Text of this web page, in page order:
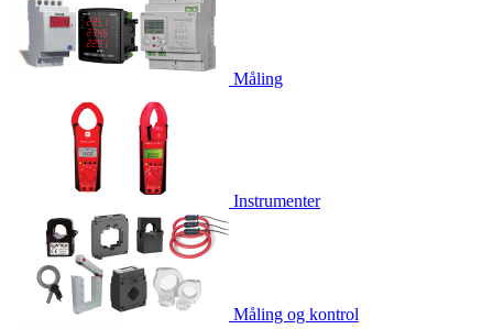
Måling
Instrumenter
Måling og kontrol